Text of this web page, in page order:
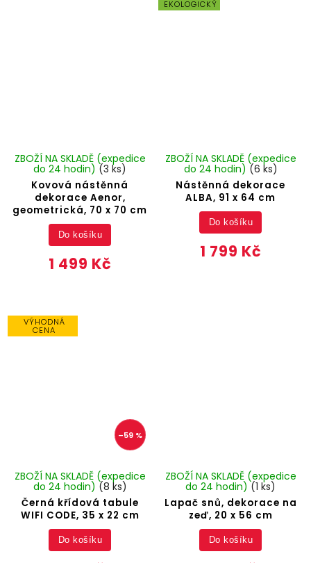
Kovová nástěnná
dekorace Aenor,
geometrická, 70 x 70 cm
ZBOŽÍ NA SKLADĚ (expedice
do 24 hodin) (3 ks)
1 499 Kč
Do košíku
EKOLOGICKÝ
Nástěnná dekorace
ALBA, 91 x 64 cm
ZBOŽÍ NA SKLADĚ (expedice
do 24 hodin) (6 ks)
1 799 Kč
Do košíku
VÝHODNÁ
CENA
–59 %
Černá křídová tabule
WIFI CODE, 35 x 22 cm
ZBOŽÍ NA SKLADĚ (expedice
do 24 hodin) (8 ks)
Do košíku
Lapač snů, dekorace na
zeď, 20 x 56 cm
ZBOŽÍ NA SKLADĚ (expedice
do 24 hodin) (1 ks)
Do košíku